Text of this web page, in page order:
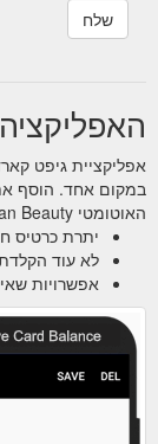
אפליקציית גיפט
במקום אחד. הוסף
האוטומטי Ellysian Beauty של כרטיס מתנה בכמה לחיצות.
יתרת כרטיס
לא עוד
אפשרויות